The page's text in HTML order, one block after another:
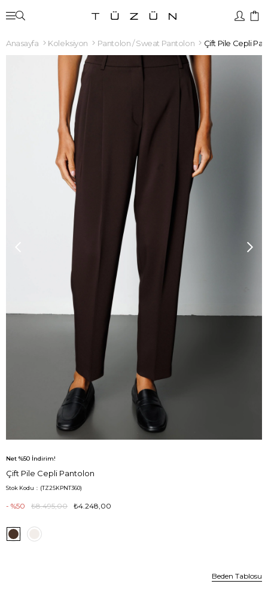
Anasayfa Koleksiyon Pantolon / Sweat Pantolon Çift Pile Cepli
Net %50 İndirim!
Çift Pile Cepli Pantolon
Stok Kodu (TZ25KPNT360)
50 ₺8.495,00 ₺4.248,00
Beden Tablosu